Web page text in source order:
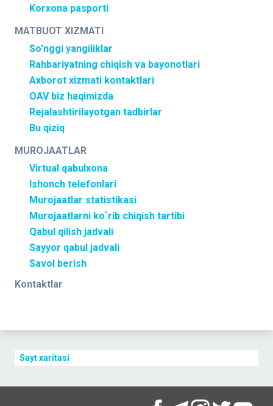
Sayt xaritasi
Korxona pasporti
MATBUOT XIZMATI
So'nggi yangiliklar
Rahbariyatning chiqish va bayonotlari
Axborot xizmati kontaktlari
OAV biz haqimizda
Rejalashtirilayotgan tadbirlar
Bu qiziq
MUROJAATLAR
Virtual qabulxona
Ishonch telefonlari
Murojaatlar statistikasi
Murojaatlarni ko`rib chiqish tartibi
Qabul qilish jadvali
Sayyor qabul jadvali
Savol berish
Kontaktlar